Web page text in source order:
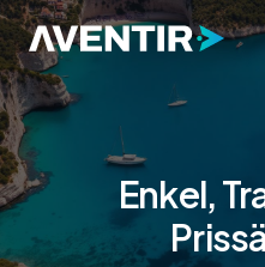
Branscher
Turer och aktiviteter
Evenemang
Enkel,